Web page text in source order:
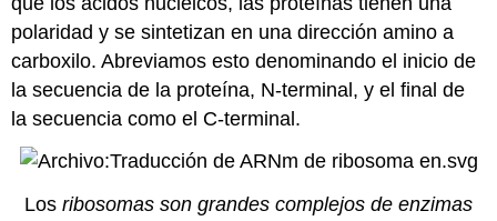
polaridad y se sintetizan en una dirección amino a
carboxilo. Abreviamos esto denominando el inicio de
la secuencia de la proteína, N-terminal, y el final de
la secuencia como el C-terminal.
Los ribosomas son grandes complejos de enzimas